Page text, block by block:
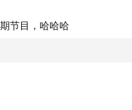
节目，哈哈哈